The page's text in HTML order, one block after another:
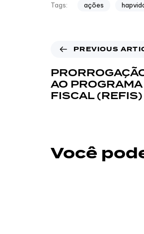
Tags: ações
PREVIOUS
AO
FISCAL
Você